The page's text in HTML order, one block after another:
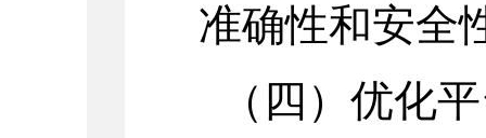
准确性和安全
（四）优化